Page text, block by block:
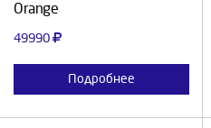
Orange
49990
Подробнее